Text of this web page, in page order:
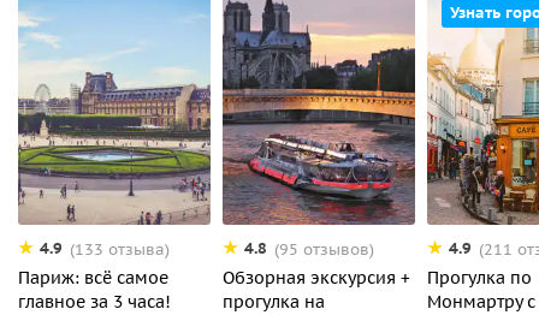
4.9 (133 отзыва)
Париж: всё самое
главное за 3 часа!
4.8 (95 отзывов)
Обзорная экскурсия +
прогулка на
Узнать
4.9 (211
Прогулка по
Монмартру с